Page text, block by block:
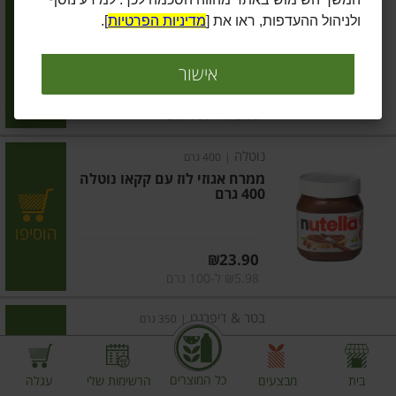
קרם מובחר למריחה
מחיר מחירון ₪14.90
₪2.98 ל-100 גרם
נוטלה 400 גרם
ממרח אגוזי לוז עם קקאו נוטלה
400 גרם
₪23.90
הוסיפו
בטר & דיפרנט 350 גרם
חמאת בוטנים טבעית
בית מבצעים כל המוצרים הרשימות שלי עגלה
ולניהול ההעדפות, ראו את [מדיניות הפרטיות].
אישור